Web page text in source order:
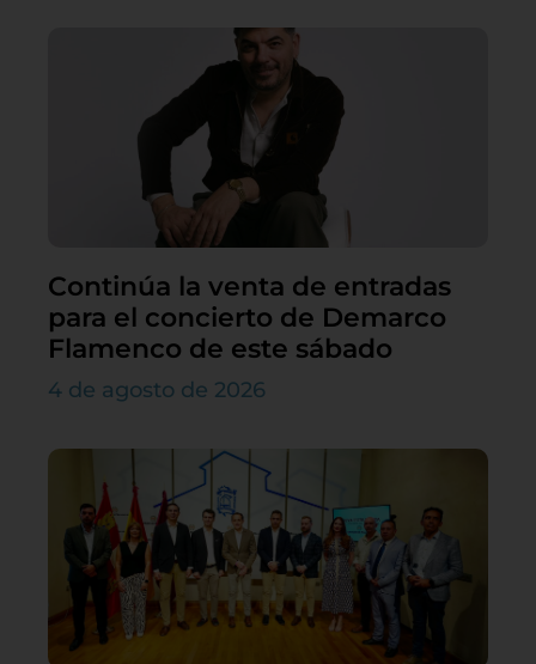
Continúa la venta de entradas
para el concierto de Demarco
Flamenco de este sábado
4 de agosto de 2026